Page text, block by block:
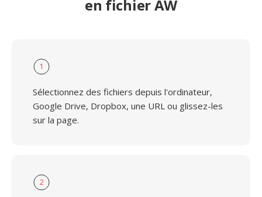
en fichier AW
1
Sélectionnez des fichiers depuis l'ordinateur,
Google Drive, Dropbox, une URL ou glissez-les
sur la page.
2